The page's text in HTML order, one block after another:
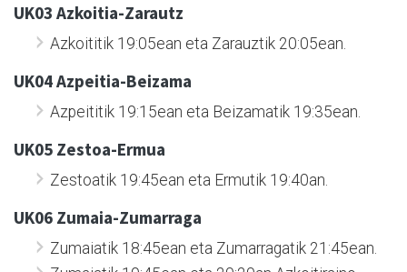
UK03 Azkoitia-Zarautz
Azkoititik 19:05ean eta Zarauztik 20:05ean.
UK04 Azpeitia-Beizama
Azpeititik 19:15ean eta Beizamatik 19:35ean.
UK05 Zestoa-Ermua
Zestoatik 19:45ean eta Ermutik 19:40an.
UK06 Zumaia-Zumarraga
Zumaiatik 18:45ean eta Zumarragatik 21:45ean.